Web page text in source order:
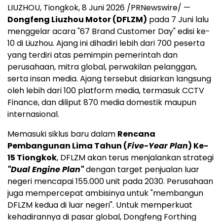
LIUZHOU, Tiongkok, 8 Juni 2026 /PRNewswire/ —
Dongfeng Liuzhou Motor (DFLZM) pada 7 Juni lalu
menggelar acara "67 Brand Customer Day" edisi ke-
10 di Liuzhou. Ajang ini dihadiri lebih dari 700 peserta
yang terdiri atas pemimpin pemerintah dan
perusahaan, mitra global, perwakilan pelanggan,
serta insan media. Ajang tersebut disiarkan langsung
oleh lebih dari 100 platform media, termasuk CCTV
Finance, dan diliput 870 media domestik maupun
internasional.
Memasuki siklus baru dalam Rencana
Pembangunan Lima Tahun (Five-Year Plan) Ke-
15 Tiongkok, DFLZM akan terus menjalankan strategi
"Dual Engine Plan"dengan target penjualan luar
negeri mencapai 155.000 unit pada 2030. Perusahaan
juga mempercepat ambisinya untuk "membangun
DFLZM kedua di luar negeri". Untuk memperkuat
kehadirannya di pasar global, Dongfeng Forthing